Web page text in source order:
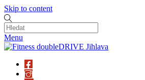
Skip to content
Menu